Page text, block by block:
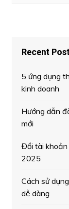
Recent
5 ứng dụng
kinh doanh
Hướng dẫn
mới
Đổi tài khoản
2025
Cách sử
dễ dàng